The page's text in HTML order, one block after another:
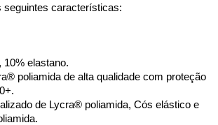
seguintes características:
10% elastano.
poliamida de alta qualidade com proteção
de Lycra® poliamida, Cós elástico e